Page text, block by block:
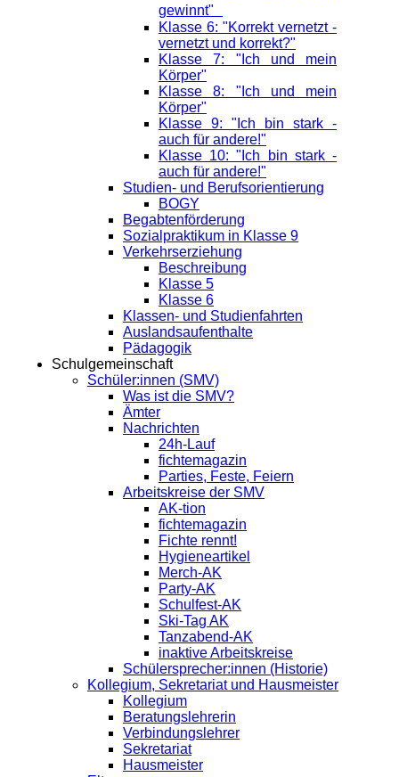
gewinnt"
Klasse 6: "Korrekt vernetzt -
vernetzt und korrekt?"
Klasse 7: "Ich und mein
Körper"
Klasse 8: "Ich und mein
Körper"
Klasse 9: "Ich bin stark -
auch für andere!"
Klasse 10: "Ich bin stark -
auch für andere!"
Studien- und Berufsorientierung
BOGY
Begabtenförderung
Sozialpraktikum in Klasse 9
Verkehrserziehung
Beschreibung
Klasse 5
Klasse 6
Klassen- und Studienfahrten
Auslandsaufenthalte
Pädagogik
Schulgemeinschaft
Schüler:innen (SMV)
Was ist die SMV?
Ämter
Nachrichten
24h-Lauf
fichtemagazin
Parties, Feste, Feiern
Arbeitskreise der SMV
AK-tion
fichtemagazin
Fichte rennt!
Hygieneartikel
Merch-AK
Party-AK
Schulfest-AK
Ski-Tag AK
Tanzabend-AK
inaktive Arbeitskreise
Schülersprecher:innen (Historie)
Kollegium, Sekretariat und Hausmeister
Kollegium
Beratungslehrerin
Verbindungslehrer
Sekretariat
Hausmeister